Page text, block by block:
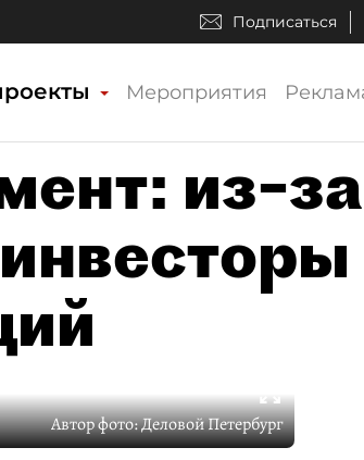
Подписаться
Мероприятия
из–за
Автор фото:Деловой Петербург